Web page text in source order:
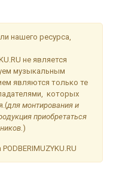
нашего ресурса,
не является
музыкальным
являются только те
которых
для монтирования и
приобретаться
)